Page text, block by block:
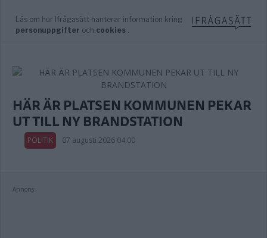
HÄR ÄR PLATSEN KOMMUNEN PEKAR
UT TILL NY BRANDSTATION
POLITIK 07 augusti 2026 04.00
Annons: